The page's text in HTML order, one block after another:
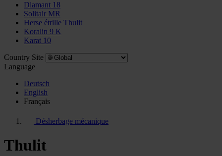
Diamant 18
Solitair MR
Herse étrille Thulit
Koralin 9 K
Karat 10
Country Site
Language
Deutsch
English
Français
Désherbage mécanique
Thulit